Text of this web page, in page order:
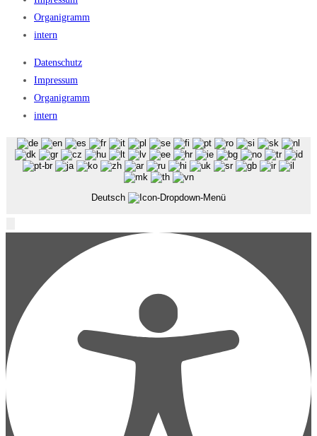
Organigramm
intern
Datenschutz
Impressum
Organigramm
intern
Deutsch